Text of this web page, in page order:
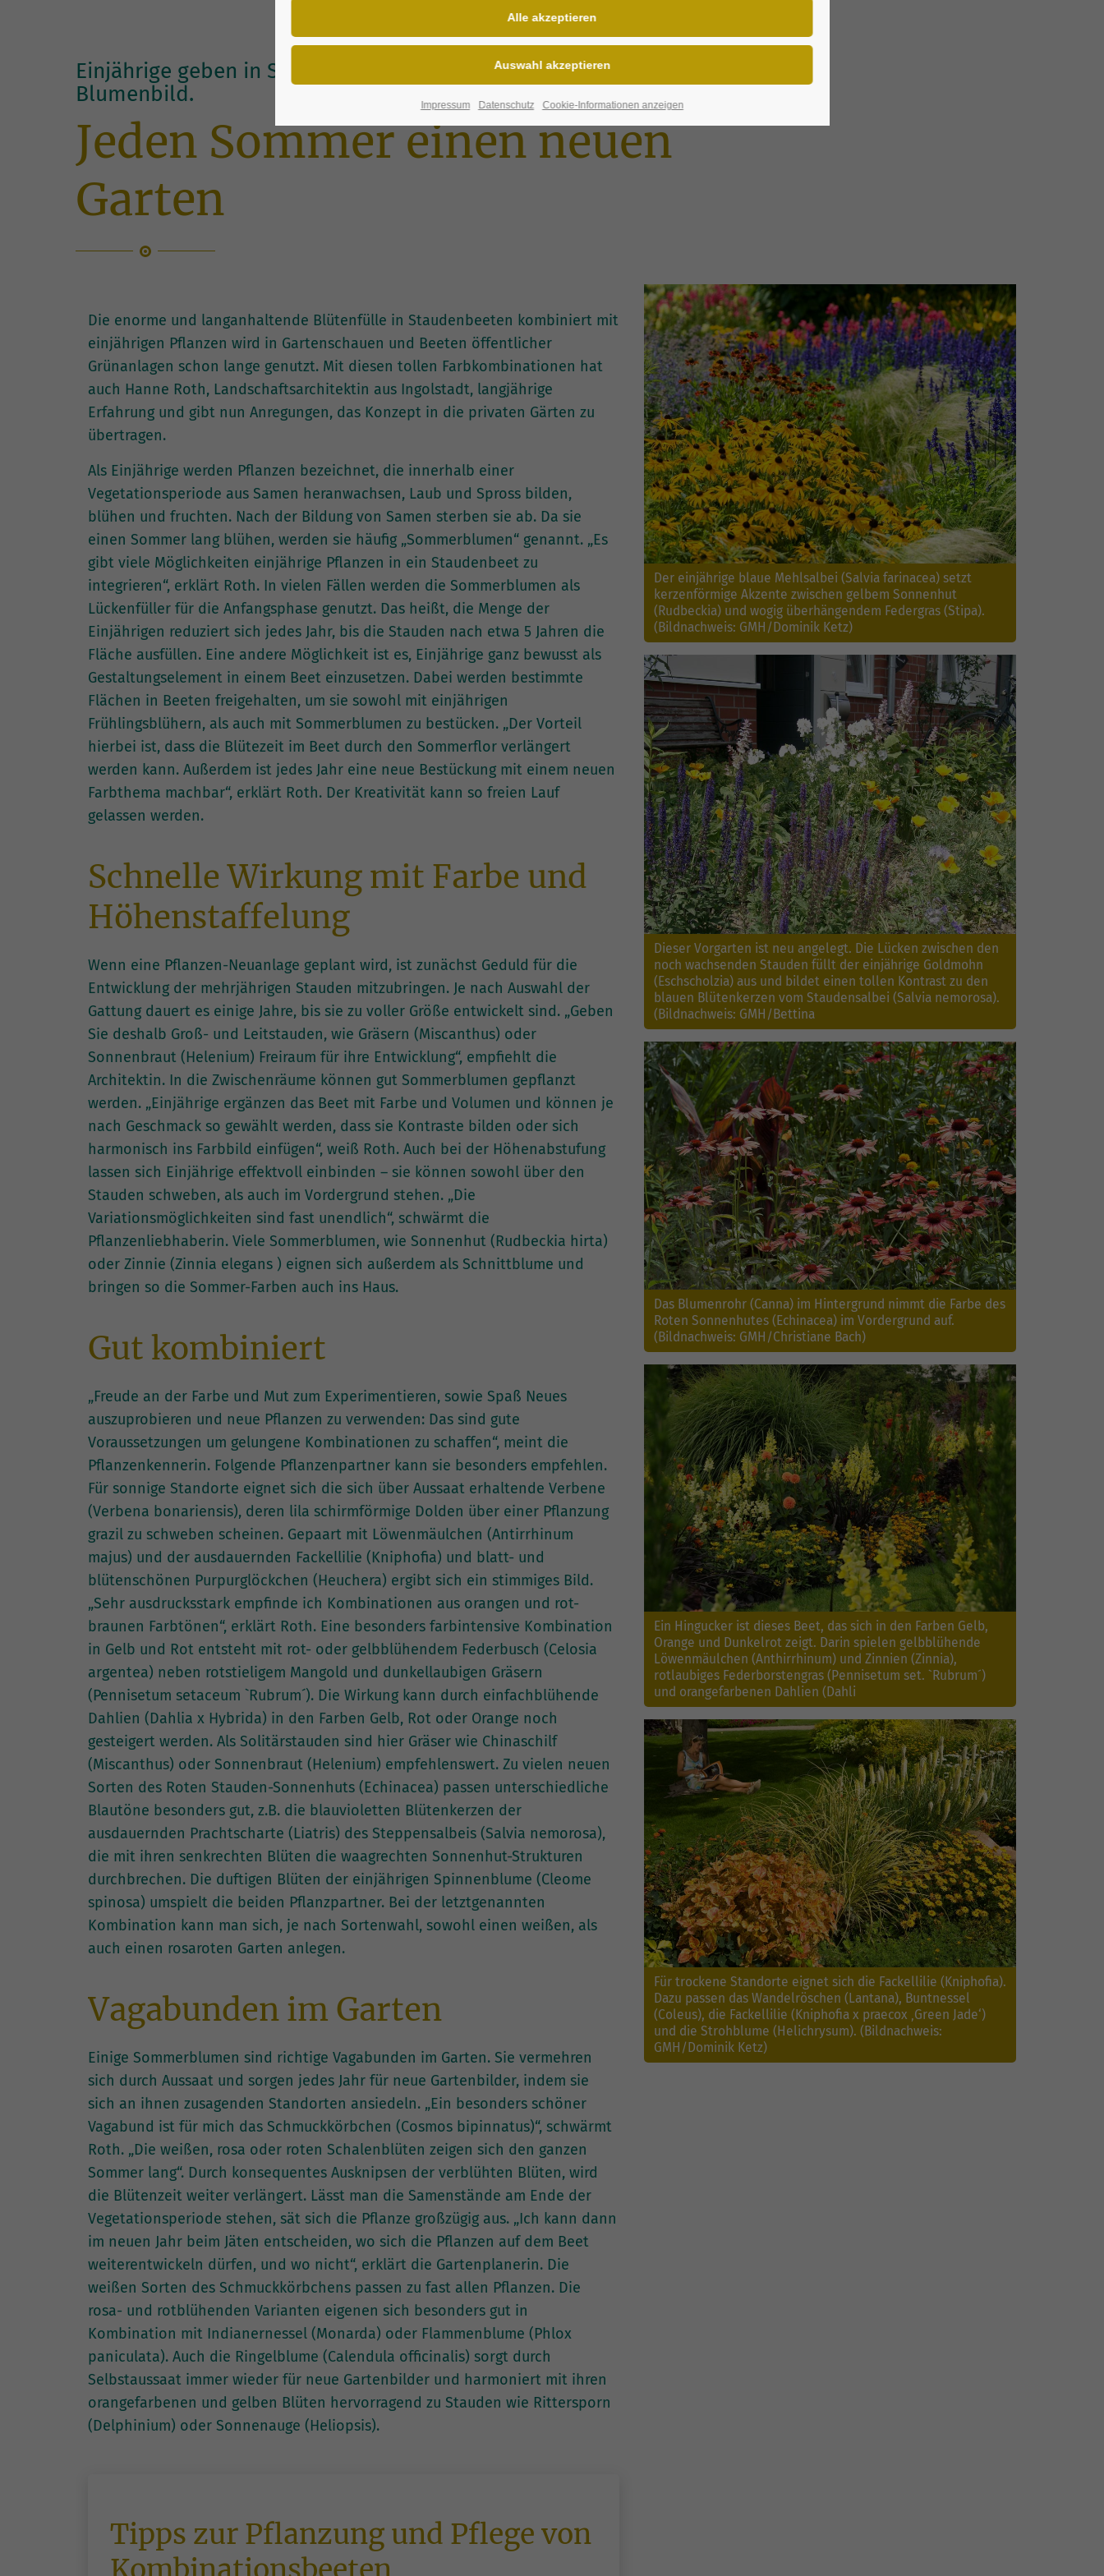
Einjährige geben in Staudenpflanzungen immer wieder ein anderes
Blumenbild.
Jeden Sommer einen neuen
Garten
Die enorme und langanhaltende Blütenfülle in Staudenbeeten kombiniert mit
einjährigen Pflanzen wird in Gartenschauen und Beeten öffentlicher
Grünanlagen schon lange genutzt. Mit diesen tollen Farbkombinationen hat
auch Hanne Roth, Landschaftsarchitektin aus Ingolstadt, langjährige
Erfahrung und gibt nun Anregungen, das Konzept in die privaten Gärten zu
übertragen.
Als Einjährige werden Pflanzen bezeichnet, die innerhalb einer
Vegetationsperiode aus Samen heranwachsen, Laub und Spross bilden,
blühen und fruchten. Nach der Bildung von Samen sterben sie ab. Da sie
einen Sommer lang blühen, werden sie häufig „Sommerblumen“ genannt. „Es
gibt viele Möglichkeiten einjährige Pflanzen in ein Staudenbeet zu
integrieren“, erklärt Roth. In vielen Fällen werden die Sommerblumen als
Lückenfüller für die Anfangsphase genutzt. Das heißt, die Menge der
Einjährigen reduziert sich jedes Jahr, bis die Stauden nach etwa 5 Jahren die
Fläche ausfüllen. Eine andere Möglichkeit ist es, Einjährige ganz bewusst als
Gestaltungselement in einem Beet einzusetzen. Dabei werden bestimmte
Flächen in Beeten freigehalten, um sie sowohl mit einjährigen
Frühlingsblühern, als auch mit Sommerblumen zu bestücken. „Der Vorteil
hierbei ist, dass die Blütezeit im Beet durch den Sommerflor verlängert
werden kann. Außerdem ist jedes Jahr eine neue Bestückung mit einem neuen
Farbthema machbar“, erklärt Roth. Der Kreativität kann so freien Lauf
gelassen werden.
Schnelle Wirkung mit Farbe und
Höhenstaffelung
Wenn eine Pflanzen-Neuanlage geplant wird, ist zunächst Geduld für die
Entwicklung der mehrjährigen Stauden mitzubringen. Je nach Auswahl der
Gattung dauert es einige Jahre, bis sie zu voller Größe entwickelt sind. „Geben
Sie deshalb Groß- und Leitstauden, wie Gräsern (Miscanthus) oder
Sonnenbraut (Helenium) Freiraum für ihre Entwicklung“, empfiehlt die
Architektin. In die Zwischenräume können gut Sommerblumen gepflanzt
werden. „Einjährige ergänzen das Beet mit Farbe und Volumen und können je
nach Geschmack so gewählt werden, dass sie Kontraste bilden oder sich
harmonisch ins Farbbild einfügen“, weiß Roth. Auch bei der Höhenabstufung
lassen sich Einjährige effektvoll einbinden – sie können sowohl über den
Stauden schweben, als auch im Vordergrund stehen. „Die
Variationsmöglichkeiten sind fast unendlich“, schwärmt die
Pflanzenliebhaberin. Viele Sommerblumen, wie Sonnenhut (Rudbeckia hirta)
oder Zinnie (Zinnia elegans ) eignen sich außerdem als Schnittblume und
bringen so die Sommer-Farben auch ins Haus.
Gut kombiniert
„Freude an der Farbe und Mut zum Experimentieren, sowie Spaß Neues
auszuprobieren und neue Pflanzen zu verwenden: Das sind gute
Voraussetzungen um gelungene Kombinationen zu schaffen“, meint die
Pflanzenkennerin. Folgende Pflanzenpartner kann sie besonders empfehlen.
Für sonnige Standorte eignet sich die sich über Aussaat erhaltende Verbene
(Verbena bonariensis), deren lila schirmförmige Dolden über einer Pflanzung
grazil zu schweben scheinen. Gepaart mit Löwenmäulchen (Antirrhinum
majus) und der ausdauernden Fackellilie (Kniphofia) und blatt- und
blütenschönen Purpurglöckchen (Heuchera) ergibt sich ein stimmiges Bild.
„Sehr ausdrucksstark empfinde ich Kombinationen aus orangen und rot-
braunen Farbtönen“, erklärt Roth. Eine besonders farbintensive Kombination
in Gelb und Rot entsteht mit rot- oder gelbblühendem Federbusch (Celosia
argentea) neben rotstieligem Mangold und dunkellaubigen Gräsern
(Pennisetum setaceum `Rubrum´). Die Wirkung kann durch einfachblühende
Dahlien (Dahlia x Hybrida) in den Farben Gelb, Rot oder Orange noch
gesteigert werden. Als Solitärstauden sind hier Gräser wie Chinaschilf
(Miscanthus) oder Sonnenbraut (Helenium) empfehlenswert. Zu vielen neuen
Sorten des Roten Stauden-Sonnenhuts (Echinacea) passen unterschiedliche
Blautöne besonders gut, z.B. die blauvioletten Blütenkerzen der
ausdauernden Prachtscharte (Liatris) des Steppensalbeis (Salvia nemorosa),
die mit ihren senkrechten Blüten die waagrechten Sonnenhut-Strukturen
durchbrechen. Die duftigen Blüten der einjährigen Spinnenblume (Cleome
spinosa) umspielt die beiden Pflanzpartner. Bei der letztgenannten
Kombination kann man sich, je nach Sortenwahl, sowohl einen weißen, als
auch einen rosaroten Garten anlegen.
Vagabunden im Garten
Einige Sommerblumen sind richtige Vagabunden im Garten. Sie vermehren
sich durch Aussaat und sorgen jedes Jahr für neue Gartenbilder, indem sie
sich an ihnen zusagenden Standorten ansiedeln. „Ein besonders schöner
Vagabund ist für mich das Schmuckkörbchen (Cosmos bipinnatus)“, schwärmt
Roth. „Die weißen, rosa oder roten Schalenblüten zeigen sich den ganzen
Sommer lang“. Durch konsequentes Ausknipsen der verblühten Blüten, wird
die Blütenzeit weiter verlängert. Lässt man die Samenstände am Ende der
Vegetationsperiode stehen, sät sich die Pflanze großzügig aus. „Ich kann dann
im neuen Jahr beim Jäten entscheiden, wo sich die Pflanzen auf dem Beet
weiterentwickeln dürfen, und wo nicht“, erklärt die Gartenplanerin. Die
weißen Sorten des Schmuckkörbchens passen zu fast allen Pflanzen. Die
rosa- und rotblühenden Varianten eigenen sich besonders gut in
Kombination mit Indianernessel (Monarda) oder Flammenblume (Phlox
paniculata). Auch die Ringelblume (Calendula officinalis) sorgt durch
Selbstaussaat immer wieder für neue Gartenbilder und harmoniert mit ihren
orangefarbenen und gelben Blüten hervorragend zu Stauden wie Rittersporn
(Delphinium) oder Sonnenauge (Heliopsis).
Tipps zur Pflanzung und Pflege von
Der einjährige blaue Mehlsalbei (Salvia farinacea) setzt
kerzenförmige Akzente zwischen gelbem Sonnenhut
(Rudbeckia) und wogig überhängendem Federgras (Stipa).
(Bildnachweis: GMH/Dominik Ketz)
Dieser Vorgarten ist neu angelegt. Die Lücken zwischen den
noch wachsenden Stauden füllt der einjährige Goldmohn
(Eschscholzia) aus und bildet einen tollen Kontrast zu den
blauen Blütenkerzen vom Staudensalbei (Salvia nemorosa).
(Bildnachweis: GMH/Bettina
Das Blumenrohr (Canna) im Hintergrund nimmt die Farbe des
Roten Sonnenhutes (Echinacea) im Vordergrund auf.
(Bildnachweis: GMH/Christiane Bach)
Ein Hingucker ist dieses Beet, das sich in den Farben Gelb,
Orange und Dunkelrot zeigt. Darin spielen gelbblühende
Löwenmäulchen (Anthirrhinum) und Zinnien (Zinnia),
rotlaubiges Federborstengras (Pennisetum set. `Rubrum´)
und orangefarbenen Dahlien (Dahli
Für trockene Standorte eignet sich die Fackellilie (Kniphofia).
Dazu passen das Wandelröschen (Lantana), Buntnessel
(Coleus), die Fackellilie (Kniphofia x praecox ‚Green Jade‘)
und die Strohblume (Helichrysum). (Bildnachweis:
GMH/Dominik Ketz)
Impressum Datenschutz Cookie-Informationen anzeigen